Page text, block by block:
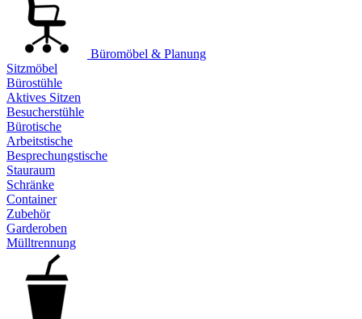
Büromöbel & Planung
Sitzmöbel
Bürostühle
Aktives Sitzen
Besucherstühle
Bürotische
Arbeitstische
Besprechungstische
Stauraum
Schränke
Container
Zubehör
Garderoben
Mülltrennung